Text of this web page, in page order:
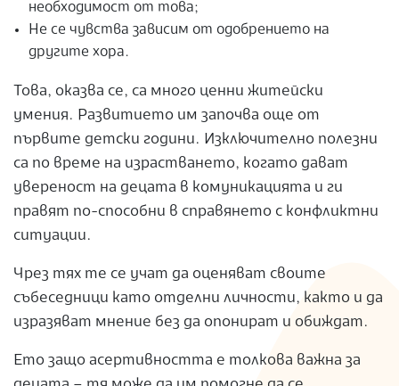
необходимост от това;
Не се чувства зависим от одобрението на
другите хора.
Това, оказва се, са много ценни житейски
умения. Развитието им започва още от
първите детски години. Изключително полезни
са по време на израстването, когато дават
увереност на децата в комуникацията и ги
правят по-способни в справянето с конфликтни
ситуации.
Чрез тях те се учат да оценяват своите
събеседници като отделни личности, както и да
изразяват мнение без да опонират и обиждат.
Ето защо асертивността е толкова важна за